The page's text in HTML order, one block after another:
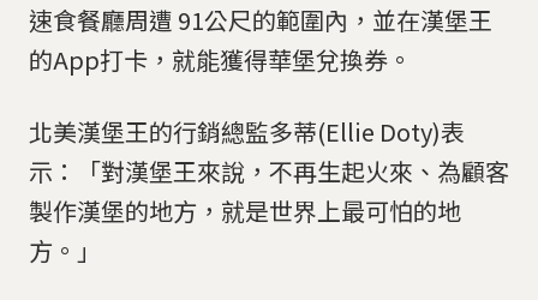
速食餐廳周遭 91公尺的範圍內，並在漢堡王
的App打卡，就能獲得華堡兌換券。
北美漢堡王的行銷總監多蒂(Ellie Doty)表
示：「對漢堡王來說，不再生起火來、為顧客
製作漢堡的地方，就是世界上最可怕的地
方。」